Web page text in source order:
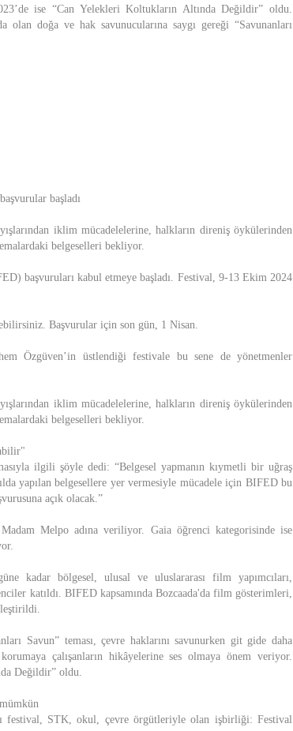
ise “Can Yelekleri Koltukların Altında Değildir” oldu.
doğa ve hak savunucularına saygı gereği “Savunanları
başladı
iklim mücadelelerine, halkların direniş öykülerinden
belgeselleri bekliyor.
başvuruları kabul etmeye başladı. Festival, 9-13 Ekim 2024
Başvurular için son gün, 1 Nisan.
Özgüven’in üstlendiği festivale bu sene de yönetmenler
iklim mücadelelerine, halkların direniş öykülerinden
belgeselleri bekliyor.
ilgili şöyle dedi: “Belgesel yapmanın kıymetli bir uğraş
yapılan belgesellere yer vermesiyle mücadele için BIFED bu
açık olacak.”
Melpo adına veriliyor. Gaia öğrenci kategorisinde ise
kadar bölgesel, ulusal ve uluslararası film yapımcıları,
katıldı. BIFED kapsamında Bozcaada'da film gösterimleri,
Savun” teması, çevre haklarını savunurken git gide daha
çalışanların hikâyelerine ses olmaya önem veriyor.
Değildir” oldu.
festival, STK, okul, çevre örgütleriyle olan işbirliği: Festival